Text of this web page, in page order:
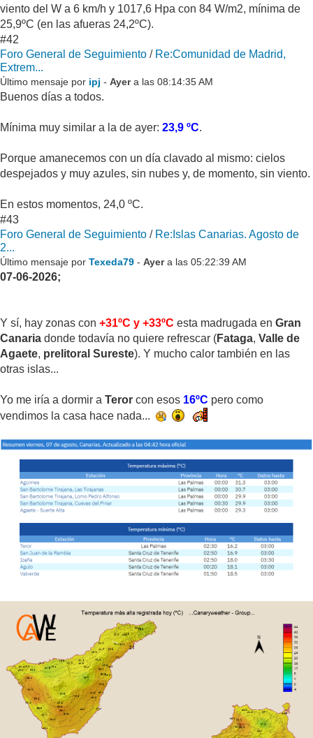
viento del W a 6 km/h y 1017,6 Hpa con 84 W/m2, mínima de
25,9ºC (en las afueras 24,2ºC).
#42
Foro General de Seguimiento / Re:Comunidad de Madrid,
Extrem...
Último mensaje por ipj - Ayera las 08:14:35 AM
Buenos días a todos.
Mínima muy similar a la de ayer: 23,9 ºC.
Porque amanecemos con un día clavado al mismo: cielos
despejados y muy azules, sin nubes y, de momento, sin viento.
En estos momentos, 24,0 ºC.
#43
Foro General de Seguimiento / Re:Islas Canarias. Agosto de
2...
Último mensaje por Texeda79 - Ayera las 05:22:39 AM
07-06-2026;
Y sí, hay zonas con +31ºC y +33ºC esta madrugada en Gran
Canaria donde todavía no quiere refrescar (Fataga, Valle de
Agaete, prelitoral Sureste). Y mucho calor también en las
otras islas...
Yo me iría a dormir a Teror con esos 16ºC pero como
vendimos la casa hace nada...